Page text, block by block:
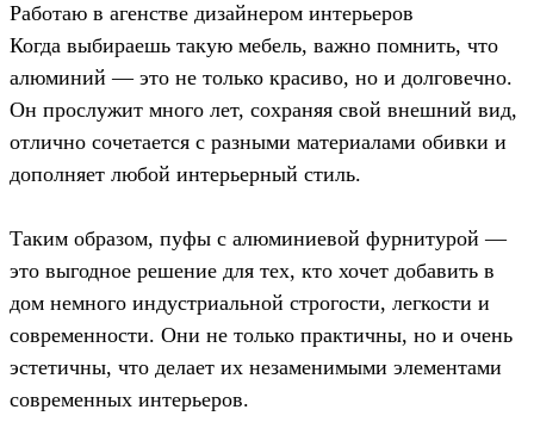
Работаю в агенстве дизайнером интерьеров
Когда выбираешь такую мебель, важно помнить, что
алюминий — это не только красиво, но и долговечно.
Он прослужит много лет, сохраняя свой внешний вид,
отлично сочетается с разными материалами обивки и
дополняет любой интерьерный стиль.
Таким образом, пуфы с алюминиевой фурнитурой —
это выгодное решение для тех, кто хочет добавить в
дом немного индустриальной строгости, легкости и
современности. Они не только практичны, но и очень
эстетичны, что делает их незаменимыми элементами
современных интерьеров.